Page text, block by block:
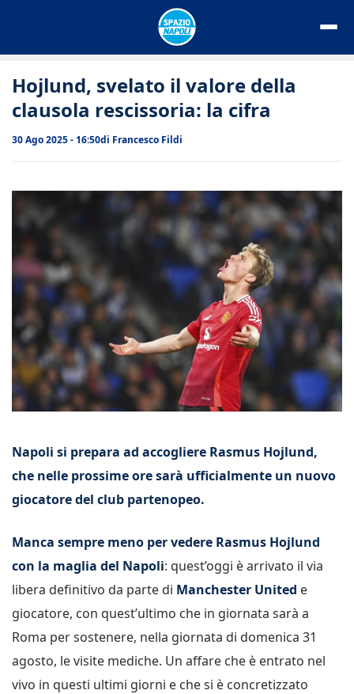
Hojlund, svelato il valore della
clausola rescissoria: la cifra
30 Ago 2025 - 16:50di Francesco Fildi
Napoli si prepara ad accogliere Rasmus Hojlund,
che nelle prossime ore sarà ufficialmente un nuovo
giocatore del club partenopeo.
Manca sempre meno per vedere Rasmus Hojlund
con la maglia del Napoli: quest’oggi è arrivato il via
libera definitivo da parte di Manchester United e
giocatore, con quest’ultimo che in giornata sarà a
Roma per sostenere, nella giornata di domenica 31
agosto, le visite mediche. Un affare che è entrato nel
vivo in questi ultimi giorni e che si è concretizzato